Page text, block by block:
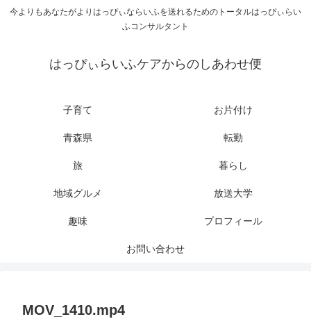
今よりもあなたがよりはっぴぃならいふを送れるためのトータルはっぴぃらい
ふコンサルタント
はっぴぃらいふケアからのしあわせ便
子育て お片付け
青森県 転勤
旅 暮らし
地域グルメ 放送大学
趣味 プロフィール
お問い合わせ
MOV_1410.mp4